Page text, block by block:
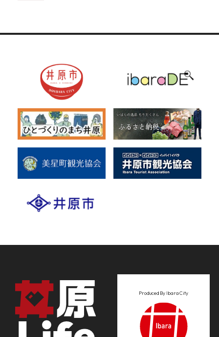
Produced By Ibara City